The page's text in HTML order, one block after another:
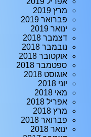
מרץ 2019
פברואר 2019
ינואר 2019
דצמבר 2018
נובמבר 2018
אוקטובר 2018
ספטמבר 2018
אוגוסט 2018
יוני 2018
מאי 2018
אפריל 2018
מרץ 2018
פברואר 2018
ינואר 2018